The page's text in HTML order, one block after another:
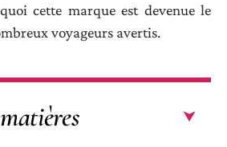
cette marque est devenue le
voyageurs avertis.